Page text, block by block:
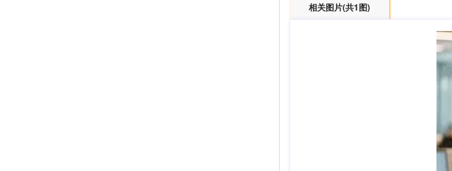
相关图片(共1图)